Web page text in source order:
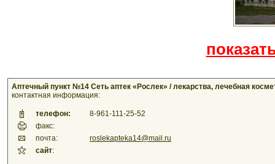
Аптечный пункт №14 Сеть аптек «Рослек» / лекарства, лечебная
контактная информация:
телефон:
8-961-111-25-52
факс:
почта:
roslekapteka14@mail.ru
сайт: